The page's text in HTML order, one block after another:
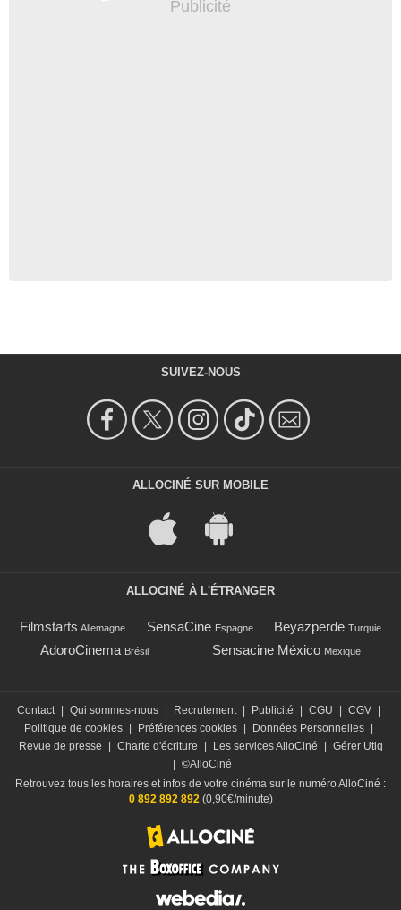
SUIVEZ-NOUS
ALLOCINÉ SUR MOBILE
ALLOCINÉ À L'ÉTRANGER
Filmstarts Allemagne SensaCine Espagne Beyazperde Turquie
AdoroCinema Brésil Sensacine México Mexique
Contact Qui sommes-nous Recrutement Publicité CGU CGV
Politique de cookies
Préférences cookies Données Personnelles
Revue de presse
Charte d'écriture Les services AlloCiné
Gérer Utiq
©AlloCiné
Retrouvez tous les horaires et infos de votre cinéma sur le numéro AlloCiné :
0 892 892 892(0,90€/minute)